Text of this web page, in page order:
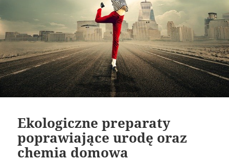
Ekologiczne preparaty
poprawiające urodę oraz
chemia domowa